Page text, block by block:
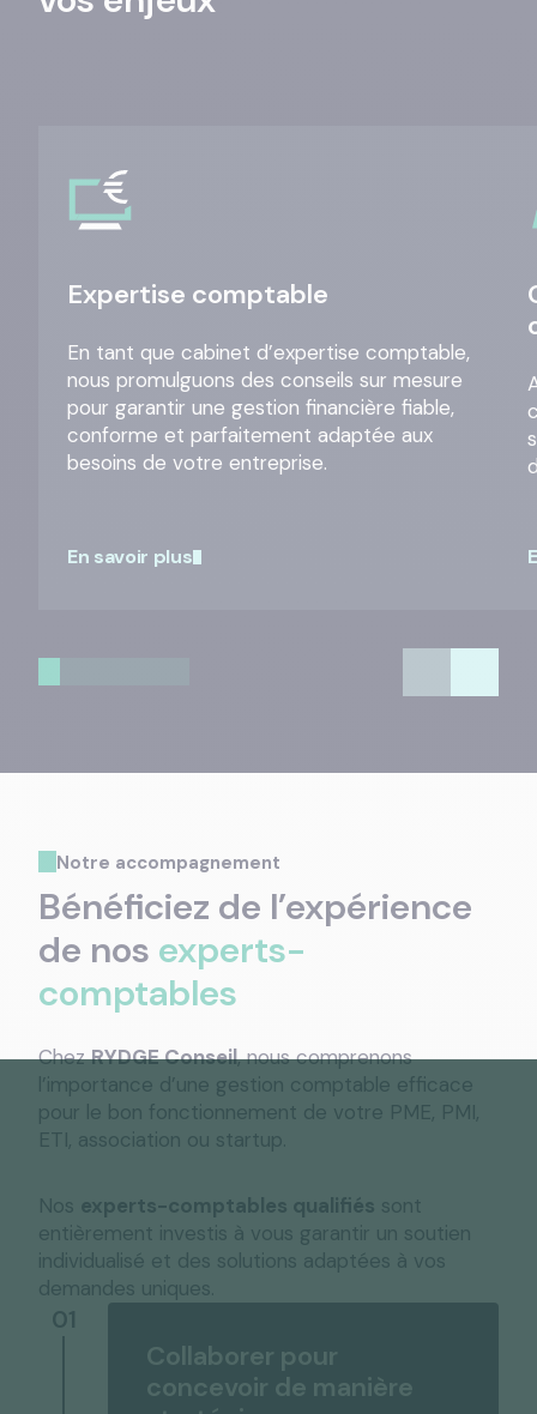
Expertise comptable
En tant que cabinet d’expertise comptable,
nous promulguons des conseils sur mesure
pour garantir une gestion financière fiable,
conforme et parfaitement adaptée aux
besoins de votre entreprise.
En savoir plus
Notre accompagnement
Bénéficiez de l’expérience
de nos experts-
comptables
ChezRYDGE Conseil, nous comprenons
l’importance d’une gestion comptable efficace
pour le bon fonctionnement de votre PME, PMI,
ETI, association ou startup.
Nos experts-comptables qualifiés sont
entièrement investis à vous garantir un soutien
individualisé et des solutions adaptées à vos
demandes uniques.
01
Collaborer pour
concevoir de manière